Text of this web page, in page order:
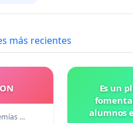
más recientes
…
Es un
alumnos